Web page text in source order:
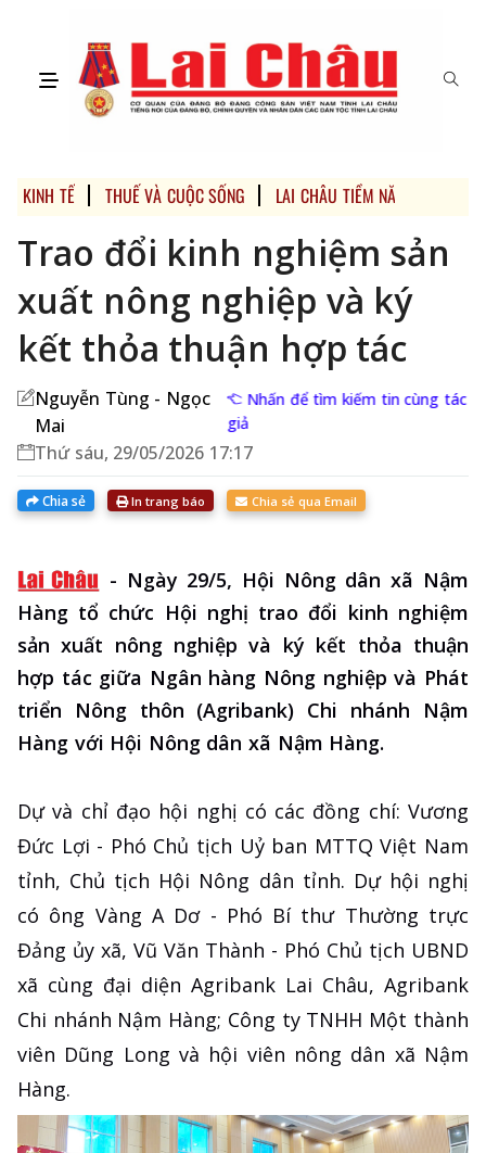
KINH TẾ THUẾ VÀ CUỘC SỐNG LAI CHÂU TIỀM NĂNG VÀ LỢI
Trao đổi kinh nghiệm sản
xuất nông nghiệp và ký
kết thỏa thuận hợp tác
Nguyễn Tùng - Ngọc
Mai
Nhấn để tìm kiếm tin cùng tác
giả
Thứ sáu, 29/05/2026 17:17
Chia sẻ In trang báo Chia sẻ qua Email
- Ngày 29/5, Hội Nông dân xã Nậm
Hàng tổ chức Hội nghị trao đổi kinh nghiệm
sản xuất nông nghiệp và ký kết thỏa thuận
hợp tác giữa Ngân hàng Nông nghiệp và Phát
triển Nông thôn (Agribank) Chi nhánh Nậm
Hàng với Hội Nông dân xã Nậm Hàng.
Dự và chỉ đạo hội nghị có các đồng chí: Vương
Đức Lợi - Phó Chủ tịch Uỷ ban MTTQ Việt Nam
tỉnh, Chủ tịch Hội Nông dân tỉnh. Dự hội nghị
có ông Vàng A Dơ - Phó Bí thư Thường trực
Đảng ủy xã, Vũ Văn Thành - Phó Chủ tịch UBND
xã cùng đại diện Agribank Lai Châu, Agribank
Chi nhánh Nậm Hàng; Công ty TNHH Một thành
viên Dũng Long và hội viên nông dân xã Nậm
Hàng.